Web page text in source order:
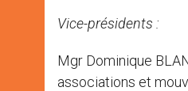
Vice-présidents :
Mgr Dominique
associations et